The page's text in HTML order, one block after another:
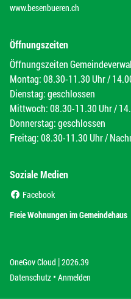
www.besenbueren.ch
Öffnungszeiten
Öffnungszeiten
Montag: 08.30-11.30 Uhr /
Dienstag: geschlossen
Mittwoch: 08.30-11.30 Uhr /
Donnerstag: geschlossen
Freitag: 08.30-11.30 Uhr /
Soziale Medien
Facebook
Freie Wohnungen im Gemeindehaus
OneGov Cloud (External Link)
|2026.39
Datenschutz (External Link)
Anmelden